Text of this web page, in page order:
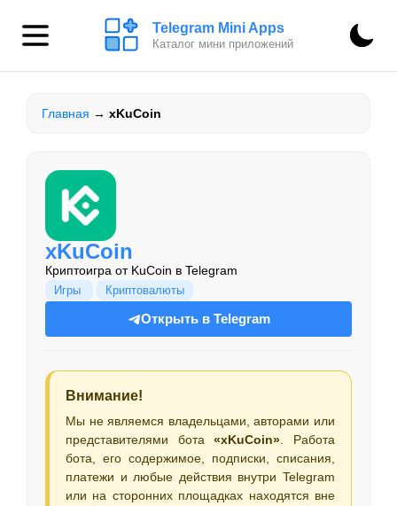
Telegram Mini Apps
Каталог мини приложений
Главная → xKuCoin
xKuCoin
Криптоигра от KuCoin в Telegram
Игры Криптовалюты
Открыть в Telegram
Внимание!
Мы не являемся владельцами, авторами или
представителями бота«xKuCoin» . Работа
бота, его содержимое, подписки, списания,
платежи и любые действия внутри Telegram
или на сторонних площадках находятся вне